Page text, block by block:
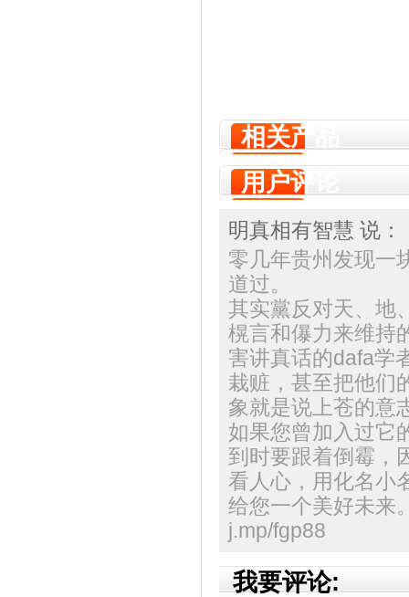
相关产品
用户评论
明真相有智慧 说：
零几年贵州发现一
道过。
其实黨反对天、地
榥言和儤力来维持
害讲真话的dafa学
栽赃，甚至把他们
象就是说上苍的意
如果您曾加入过它
到时要跟着倒霉，
看人心，用化名小
给您一个美好未来
j.mp/fgp88
我要评论: